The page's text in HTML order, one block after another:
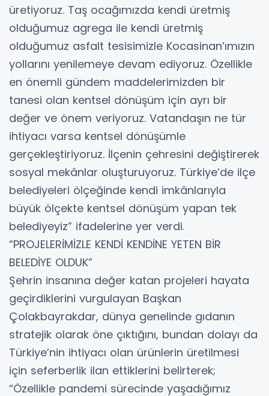
üretiyoruz. Taş ocağımızda kendi üretmiş
olduğumuz agrega ile kendi üretmiş
olduğumuz asfalt tesisimizle Kocasinan’ımızın
yollarını yenilemeye devam ediyoruz. Özellikle
en önemli gündem maddelerimizden bir
tanesi olan kentsel dönüşüm için ayrı bir
değer ve önem veriyoruz. Vatandaşın ne tür
ihtiyacı varsa kentsel dönüşümle
gerçekleştiriyoruz. İlçenin çehresini değiştirerek
sosyal mekânlar oluşturuyoruz. Türkiye’de ilçe
belediyeleri ölçeğinde kendi imkânlarıyla
büyük ölçekte kentsel dönüşüm yapan tek
belediyeyiz” ifadelerine yer verdi.
“PROJELERİMİZLE KENDİ KENDİNE YETEN BİR
BELEDİYE OLDUK”
Şehrin insanına değer katan projeleri hayata
geçirdiklerini vurgulayan Başkan
Çolakbayrakdar, dünya genelinde gıdanın
stratejik olarak öne çıktığını, bundan dolayı da
Türkiye’nin ihtiyacı olan ürünlerin üretilmesi
için seferberlik ilan ettiklerini belirterek;
“Özellikle pandemi sürecinde yaşadığımız